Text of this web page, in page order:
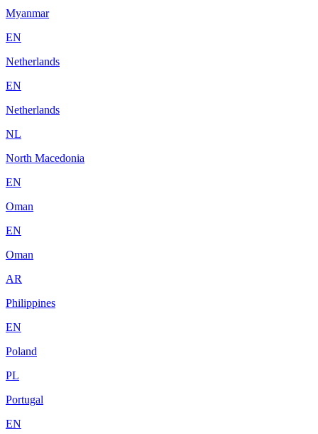
Myanmar
EN
Netherlands
EN
Netherlands
NL
North Macedonia
EN
Oman
EN
Oman
AR
Philippines
EN
Poland
PL
Portugal
EN